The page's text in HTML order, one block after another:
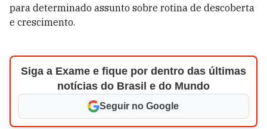
para determinado assunto sobre rotina de descoberta
e crescimento.
Siga a Exame e fique por dentro das últimas
notícias do Brasil e do Mundo
Seguir no Google